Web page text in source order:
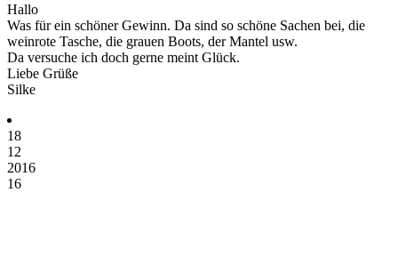
Hallo
Was für ein schöner Gewinn. Da sind so schöne Sachen bei, die
weinrote Tasche, die grauen Boots, der Mantel usw.
Da versuche ich doch gerne meint Glück.
Liebe Grüße
Silke
18
12
2016
16